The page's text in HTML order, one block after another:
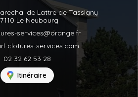
de Lattre de Tassigny
Le Neubourg
services@orange.fr
clotures-services.com
02 32 62 53 28
Itinéraire